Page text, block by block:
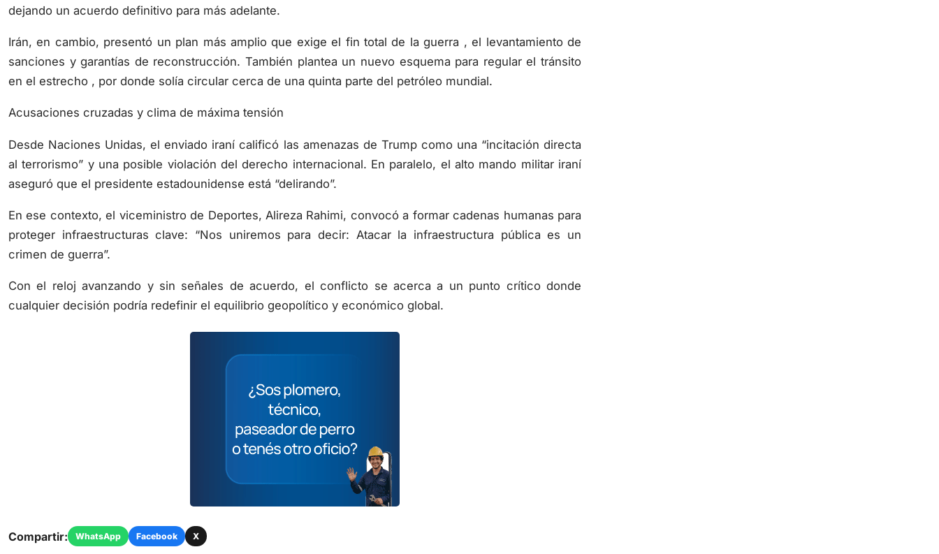
dejando un acuerdo definitivo para más adelante.
Irán, en cambio, presentó un plan más amplio que exige el fin total de la guerra , el levantamiento de
sanciones y garantías de reconstrucción. También plantea un nuevo esquema para regular el tránsito
en el estrecho , por donde solía circular cerca de una quinta parte del petróleo mundial.
Acusaciones cruzadas y clima de máxima tensión
Desde Naciones Unidas, el enviado iraní calificó las amenazas de Trump como una “incitación directa
al terrorismo” y una posible violación del derecho internacional. En paralelo, el alto mando militar iraní
aseguró que el presidente estadounidense está “delirando”.
En ese contexto, el viceministro de Deportes, Alireza Rahimi, convocó a formar cadenas humanas para
proteger infraestructuras clave: “Nos uniremos para decir: Atacar la infraestructura pública es un
crimen de guerra”.
Con el reloj avanzando y sin señales de acuerdo, el conflicto se acerca a un punto crítico donde
cualquier decisión podría redefinir el equilibrio geopolítico y económico global.
Compartir: WhatsApp Facebook X